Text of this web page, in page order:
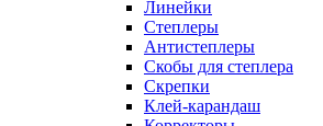
Линейки
Степлеры
Антистеплеры
Скобы для степлера
Скрепки
Клей-карандаш